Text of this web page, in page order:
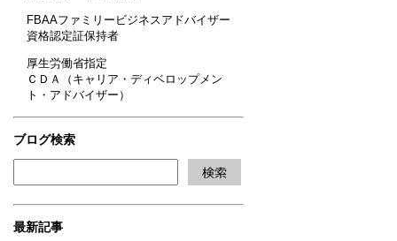
FBAAファミリービジネスアドバイザー
資格認定証保持者
厚生労働省指定
ＣＤＡ（キャリア・ディベロップメン
ト・アドバイザー）
ブログ検索
最新記事